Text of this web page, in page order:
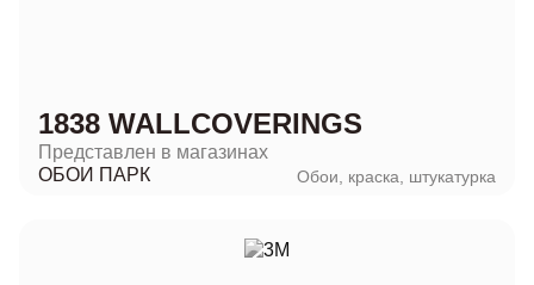
1838 WALLCOVERINGS
Представлен в магазинах
ОБОИ ПАРК
Обои, краска, штукатурка